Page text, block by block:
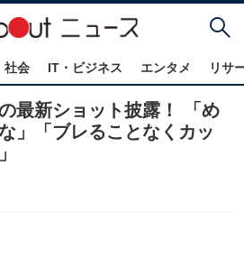
社会 IT・ビジネス エンタメ リサ
最新ショット披露！ 「め
」「ブレることなくカッ